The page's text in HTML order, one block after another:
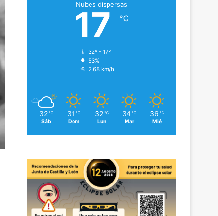
Nubes dispersas
17 ℃
32º - 17º
53%
2.68 km/h
32 ℃
Sáb
31 ℃
Dom
32 ℃
Lun
34 ℃
Mar
36 ℃
Mié